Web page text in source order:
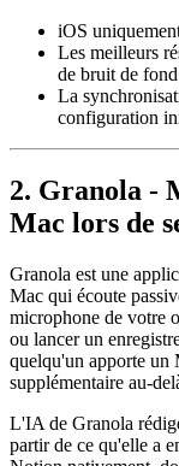
iOS
Les meilleurs
de bruit de fond
La
configuration
2. Granola -
Mac lors de
Granola est une
Mac qui écoute
microphone de votre
ou lancer un
quelqu'un apporte un
supplémentaire au-
L'IA de Granola
partir de ce qu'elle a